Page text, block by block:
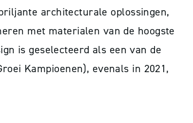
architecturale oplossingen,
met materialen van de hoogste
is geselecteerd als een van de
Kampioenen), evenals in 2021,